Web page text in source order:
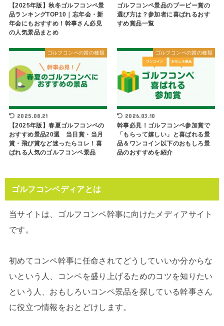
【2025年版】秋冬ゴルフコンペ景
品ランキングTOP10｜忘年会・新
年会にもおすすめ！幹事さん必見
の人気景品まとめ
ゴルフコンペ景品のブービー賞の
選び方は？参加者に喜ばれるおす
すめ賞品一覧
ゴルフコンペの賞の種類
2025.08.21
【2025年版】春夏ゴルフコンペの
おすすめ景品20選 当日賞・当月
賞・飛び賞など迷ったらコレ！喜
ばれる人気のゴルフコンペ景品
ゴルフコンペの賞の種類
2026.03.10
幹事必見！ゴルフコンペ参加賞で
「もらって嬉しい」と喜ばれる景
品＆ワンコイン以下のおもしろ景
品のおすすめを紹介
ゴルフコンペディアとは
当サイトは、ゴルフコンペ幹事に向けたメディアサイト
です。
初めてコンペ幹事に任命されてどうしていいか分からな
いという人、コンペを盛り上げるためのコツを知りたい
という人、おもしろいコンペ景品を探している幹事さん
に役立つ情報をおとどけします。